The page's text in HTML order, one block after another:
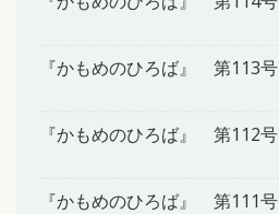
『かもめのひろば』 第113号
『かもめのひろば』 第112号
『かもめのひろば』 第111号